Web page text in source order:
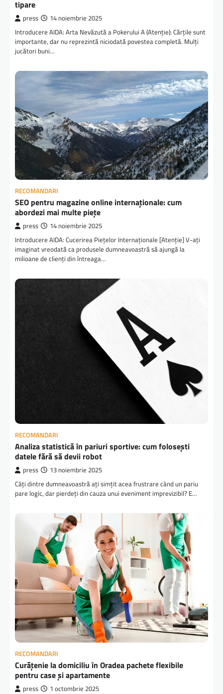
tipare
press 14 noiembrie 2025
Introducere AIDA: Arta Nevăzută a Pokerului A (Atenție): Cărțile sunt
importante, dar nu reprezintă niciodată povestea completă. Mulți
jucători buni…
RECOMANDARI
SEO pentru magazine online internaționale: cum
abordezi mai multe piețe
press 14 noiembrie 2025
Introducere AIDA: Cucerirea Piețelor Internaționale [Atenție] V-ați
imaginat vreodată ca produsele dumneavoastră să ajungă la
milioane de clienți din întreaga…
RECOMANDARI
Analiza statistică în pariuri sportive: cum folosești
datele fără să devii robot
press 13 noiembrie 2025
Câți dintre dumneavoastră ați simțit acea frustrare când un pariu
pare logic, dar pierdeți din cauza unui eveniment imprevizibil? E…
RECOMANDARI
Curățenie la domiciliu în Oradea pachete flexibile
pentru case și apartamente
press 1 octombrie 2025